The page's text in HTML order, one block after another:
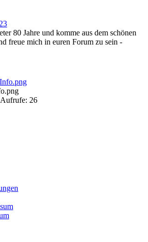
80 Jahre und komme aus dem schönen
freue mich in euren Forum zu sein -
26